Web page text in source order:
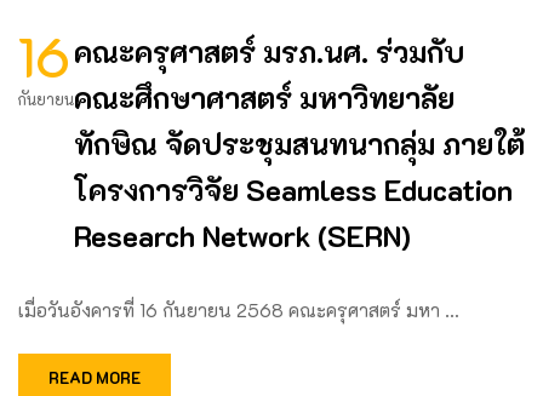
16
กันยายน
คณะครุศาสตร์ มรภ.นศ. ร่วมกับ
คณะศึกษาศาสตร์ มหาวิทยาลัย
ทักษิณ จัดประชุมสนทนากลุ่ม ภายใต้
โครงการวิจัย Seamless Education
Research Network (SERN)
เมื่อวันอังคารที่ 16 กันยายน 2568 คณะครุศาสตร์ มหา …
READ MORE